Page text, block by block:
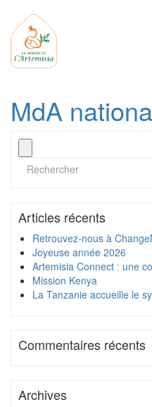
MdA
Articles récents
Retrouvez-nous à
Joyeuse année 2026
Artemisia Connect : une
Mission Kenya
La Tanzanie accueille le
Commentaires récents
Archives